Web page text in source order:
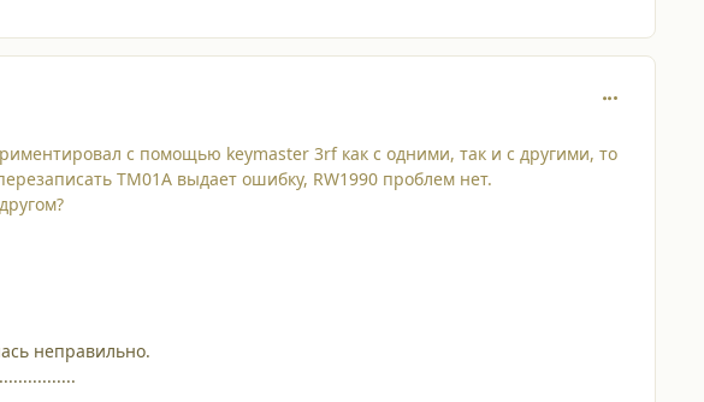
с помощью keymaster 3rf как с одними, так и с другими, то
ТМ01А выдает ошибку, RW1990 проблем нет.
неправильно.